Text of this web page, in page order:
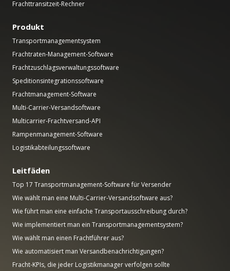
Frachttransitzeit-Rechner
Produkt
Transportmanagementsystem
Frachtraten-Management-Software
Frachtzuschlagsverwaltungssoftware
Speditionsintegrationssoftware
Frachtmanagement-Software
Multi-Carrier-Versandsoftware
Multicarrier-Frachtversand-API
Rampenmanagement-Software
Logistikabteilungssoftware
Leitfäden
Top 17 Transportmanagement-Software für Versender
Wie wählt man eine Multi-Carrier-Versandsoftware aus?
Wie führt man eine einfache Transportausschreibung durch?
Wie implementiert man ein Transportmanagementsystem?
Wie wählt man einen Frachtführer aus?
Wie automatisiert man Versandbenachrichtigungen?
Fracht-KPIs, die jeder Logistikmanager verfolgen sollte